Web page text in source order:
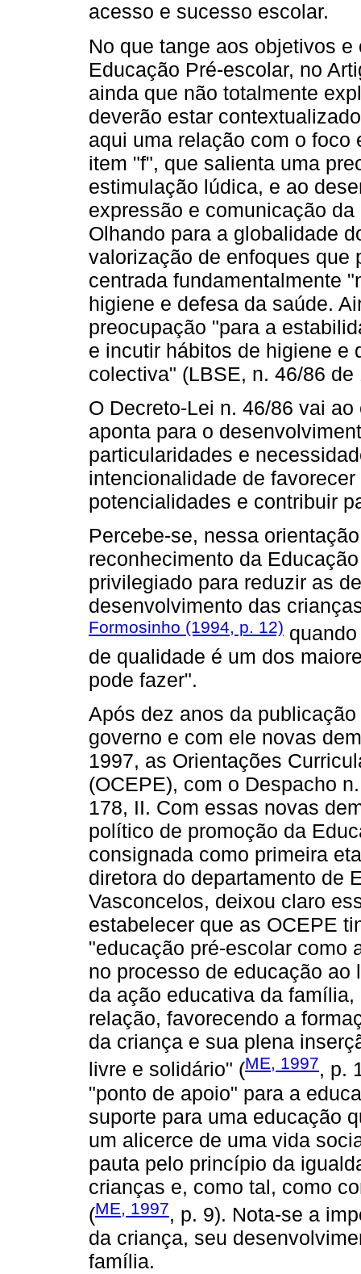
acesso e sucesso escolar.
No que tange aos objetivos
Educação Pré-escolar, no
ainda que não totalmente
deverão estar
aqui uma relação com o foco
item "f", que salienta uma
estimulação lúdica, e ao
expressão e comunicação
Olhando para a globalidade
valorização de enfoques que
centrada fundamentalmente
higiene e defesa da saúde.
preocupação "para a
e incutir hábitos de higiene e
colectiva" (LBSE, n. 46/86 de
O Decreto-Lei n. 46/86 vai
aponta para o
particularidades e
intencionalidade de
potencialidades e contribuir
Percebe-se, nessa
reconhecimento da
privilegiado para reduzir as
desenvolvimento das
Formosinho (1994, p. 12)
de qualidade é um dos
pode fazer".
Após dez anos da
governo e com ele novas
1997, as Orientações
(OCEPE), com o Despacho
178, II. Com essas novas
político de promoção da
consignada como primeira
diretora do departamento de
Vasconcelos, deixou claro
estabelecer que as OCEPE
"educação pré-escolar como
no processo de educação
da ação educativa da
relação, favorecendo a
da criança e sua plena
livre e solidário" (ME, 1997, p.
"ponto de apoio" para a
suporte para uma educação
um alicerce de uma vida
pauta pelo princípio da
crianças e, como tal, como
(ME, 1997, p. 9). Nota-se a
da criança, seu
família.